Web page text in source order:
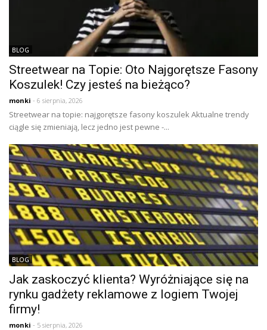
BLOG
Streetwear na Topie: Oto Najgorętsze Fasony
Koszulek! Czy jesteś na bieżąco?
monki - 6 sierpnia, 2026
Streetwear na topie: najgorętsze fasony koszulek Aktualne trendy
ciągle się zmieniają, lecz jedno jest pewne -...
BLOG
Jak zaskoczyć klienta? Wyróżniające się na
rynku gadżety reklamowe z logiem Twojej
firmy!
monki - 5 sierpnia, 2026